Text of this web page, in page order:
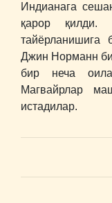
Индианага
қарор
тайёрланишига
Джин Норманн
бир неча
Магвайрлар
истадилар.